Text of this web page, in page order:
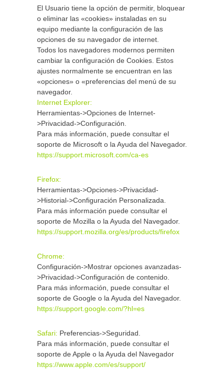
El Usuario tiene la opción de permitir, bloquear
o eliminar las «cookies» instaladas en su
equipo mediante la configuración de las
opciones de su navegador de internet.
Todos los navegadores modernos permiten
cambiar la configuración de Cookies. Estos
ajustes normalmente se encuentran en las
«opciones» o «preferencias del menú de su
navegador.
Internet Explorer:
Herramientas->Opciones de Internet-
>Privacidad->Configuración.
Para más información, puede consultar el
soporte de Microsoft o la Ayuda del Navegador.
https://support.microsoft.com/ca-es
Firefox:
Herramientas->Opciones->Privacidad-
>Historial->Configuración Personalizada.
Para más información puede consultar el
soporte de Mozilla o la Ayuda del Navegador.
https://support.mozilla.org/es/products/firefox
Chrome:
Configuración->Mostrar opciones avanzadas-
>Privacidad->Configuración de contenido.
Para más información, puede consultar el
soporte de Google o la Ayuda del Navegador.
https://support.google.com/?hl=es
Safari: Preferencias->Seguridad.
Para más información, puede consultar el
soporte de Apple o la Ayuda del Navegador
https://www.apple.com/es/support/